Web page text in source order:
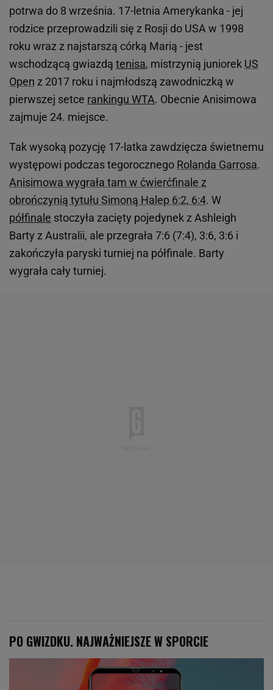
potrwa do 8 września. 17-letnia Amerykanka - jej
rodzice przeprowadzili się z Rosji do USA w 1998
roku wraz z najstarszą córką Marią - jest
wschodzącą gwiazdą tenisa, mistrzynią juniorek US
Open z 2017 roku i najmłodszą zawodniczką w
pierwszej setce rankingu WTA. Obecnie Anisimowa
zajmuje 24. miejsce.
Tak wysoką pozycję 17-latka zawdzięcza świetnemu
występowi podczas tegorocznego Rolanda Garrosa.
Anisimowa wygrała tam w ćwierćfinale z
obrończynią tytułu Simoną Halep 6:2, 6:4. W
półfinale stoczyła zacięty pojedynek z Ashleigh
Barty z Australii, ale przegrała 7:6 (7:4), 3:6, 3:6 i
zakończyła paryski turniej na półfinale. Barty
wygrała cały turniej.